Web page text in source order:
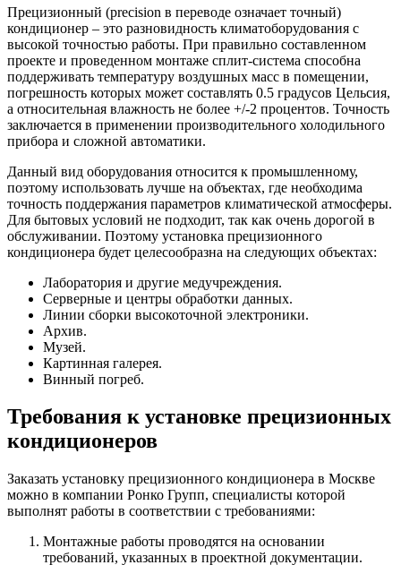
Прецизионный (precision в переводе означает точный)
кондиционер – это разновидность климатоборудования с
высокой точностью работы. При правильно составленном
проекте и проведенном монтаже сплит-система способна
поддерживать температуру воздушных масс в помещении,
погрешность которых может составлять 0.5 градусов Цельсия,
а относительная влажность не более +/-2 процентов. Точность
заключается в применении производительного холодильного
прибора и сложной автоматики.
Данный вид оборудования относится к промышленному,
поэтому использовать лучше на объектах, где необходима
точность поддержания параметров климатической атмосферы.
Для бытовых условий не подходит, так как очень дорогой в
обслуживании. Поэтому установка прецизионного
кондиционера будет целесообразна на следующих объектах:
Лаборатория и другие медучреждения.
Серверные и центры обработки данных.
Линии сборки высокоточной электроники.
Архив.
Музей.
Картинная галерея.
Винный погреб.
Требования к установке прецизионных
кондиционеров
Заказать установку прецизионного кондиционера в Москве
можно в компании Ронко Групп, специалисты которой
выполнят работы в соответствии с требованиями:
Монтажные работы проводятся на основании
требований, указанных в проектной документации.